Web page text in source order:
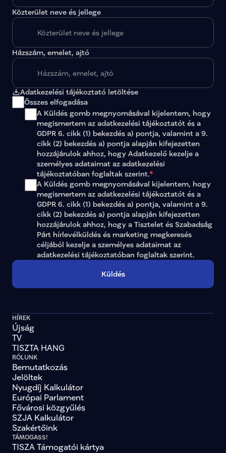
Közterület neve és jellege
Házszám, emelet, ajtó
Adatkezelési tájékoztató letöltése
Összes elfogadása
A Küldés gomb megnyomásával kijelentem, hogy
megismertem az adatkezelési tájékoztatót és a
GDPR 6. cikk (1) bekezdés a) pontja, valamint a 9.
cikk (2) bekezdés a) pontja alapján kifejezetten
hozzájárulok ahhoz, hogy Adatkezelő kezelje a
személyes adataimat az adatkezelési
tájékoztatóban foglaltak szerint.*
A Küldés gomb megnyomásával kijelentem, hogy
megismertem az adatkezelési tájékoztatót és a
GDPR 6. cikk (1) bekezdés a) pontja, valamint a 9.
cikk (2) bekezdés a) pontja alapján kifejezetten
hozzájárulok ahhoz, hogy a Tisztelet és Szabadság
Párt hírlevélküldés és marketing megkeresés
adatkezelési tájékoztatóban foglaltak szerint.
Küldés
HÍREK
Újság
TV
TISZTA HANG
RÓLUNK
Bemutatkozás
Jelöltek
Nyugdíj Kalkulátor
Európai Parlament
Fővárosi közgyűlés
SZJA Kalkulátor
Szakértőink
TÁMOGASS!
TISZA Támogatói kártya